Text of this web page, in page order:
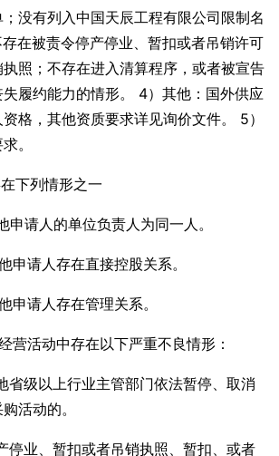
没有列入中国天辰工程有限公司限制名
在被责令停产停业、暂扣或者吊销许可
照；不存在进入清算程序，或者被宣告
履约能力的情形。 4）其他：国外供应
格，其他资质要求详见询价文件。 5）
。
下列情形之一
申请人的单位负责人为同一人。
申请人存在直接控股关系。
申请人存在管理关系。
营活动中存在以下严重不良情形：
级以上行业主管部门依法暂停、取消
活动的。
业、暂扣或者吊销执照、暂扣、或者